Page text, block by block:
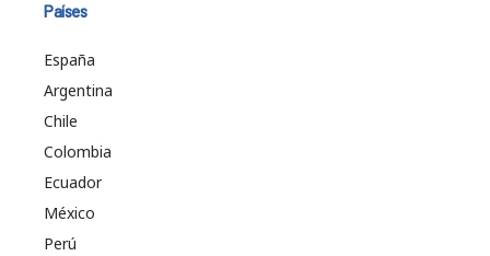
Países
España
Argentina
Chile
Colombia
Ecuador
México
Perú